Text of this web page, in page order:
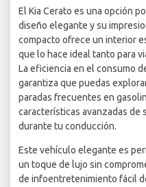
El Kia Cerato es una opción
diseño elegante y su
compacto ofrece un interior
que lo hace ideal tanto para
La eficiencia en el consumo
garantiza que puedas
paradas frecuentes en
características avanzadas de
durante tu conducción.
Este vehículo elegante es
un toque de lujo sin
de infoentretenimiento fácil